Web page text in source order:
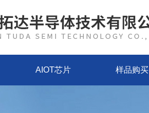
AIOT芯片 样品购买